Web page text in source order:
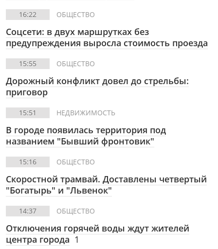
16:22 ОБЩЕСТВО
Соцсети: в двух маршрутках без
предупреждения выросла стоимость проезда
15:55 ОБЩЕСТВО
Дорожный конфликт довел до стрельбы:
приговор
15:51 НЕДВИЖИМОСТЬ
В городе появилась территория под
названием "Бывший фронтовик"
15:16 ОБЩЕСТВО
Скоростной трамвай. Доставлены четвертый
"Богатырь" и "Львенок"
14:37 ОБЩЕСТВО
Отключения горячей воды ждут жителей
центра города 1